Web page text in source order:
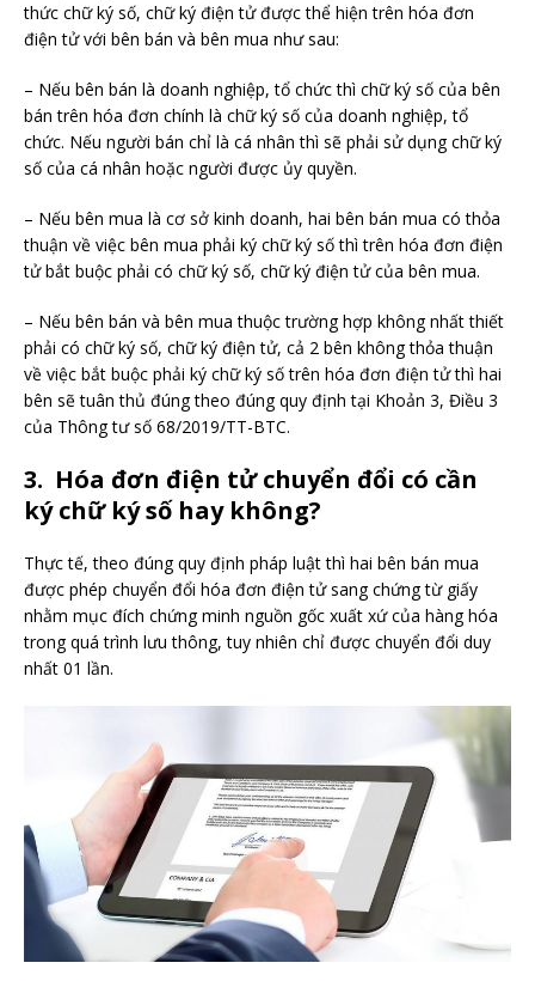
thức chữ ký số, chữ ký điện tử được thể hiện trên hóa đơn
điện tử với bên bán và bên mua như sau:
– Nếu bên bán là doanh nghiệp, tổ chức thì chữ ký số của bên
bán trên hóa đơn chính là chữ ký số của doanh nghiệp, tổ
chức. Nếu người bán chỉ là cá nhân thì sẽ phải sử dụng chữ ký
số của cá nhân hoặc người được ủy quyền.
– Nếu bên mua là cơ sở kinh doanh, hai bên bán mua có thỏa
thuận về việc bên mua phải ký chữ ký số thì trên hóa đơn điện
tử bắt buộc phải có chữ ký số, chữ ký điện tử của bên mua.
– Nếu bên bán và bên mua thuộc trường hợp không nhất thiết
phải có chữ ký số, chữ ký điện tử, cả 2 bên không thỏa thuận
về việc bắt buộc phải ký chữ ký số trên hóa đơn điện tử thì hai
bên sẽ tuân thủ đúng theo đúng quy định tại Khoản 3, Điều 3
của Thông tư số 68/2019/TT-BTC.
3. Hóa đơn điện tử chuyển đổi có cần
ký chữ ký số hay không?
Thực tế, theo đúng quy định pháp luật thì hai bên bán mua
được phép chuyển đổi hóa đơn điện tử sang chứng từ giấy
nhằm mục đích chứng minh nguồn gốc xuất xứ của hàng hóa
trong quá trình lưu thông, tuy nhiên chỉ được chuyển đổi duy
nhất 01 lần.